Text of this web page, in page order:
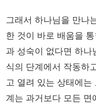
그래서 하나님을 만나
한 것이 바로 배움을
과 성숙이 없다면 하나
식의 단계에서 작동하
고 열려 있는 상태에는
계는 과거보다 모든 면